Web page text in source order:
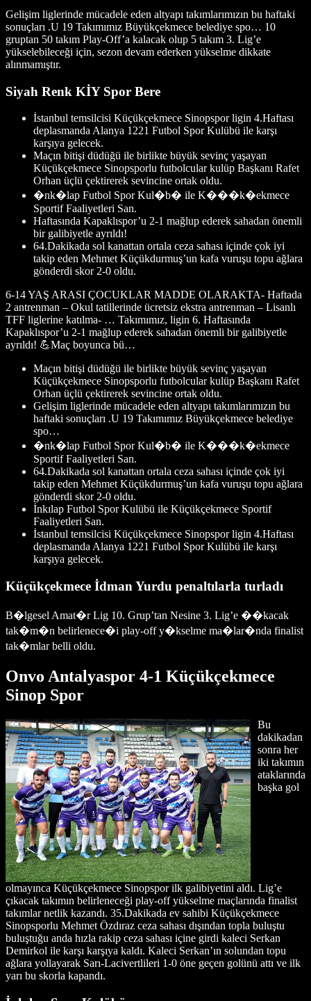
Gelişim liglerinde mücadele eden altyapı takımlarımızın bu haftaki
sonuçları .U 19 Takımımız Büyükçekmece belediye spo… 10
gruptan 50 takım Play-Off’a kalacak olup 5 takım 3. Lig’e
yükselebileceği için, sezon devam ederken yükselme dikkate
alınmamıştır.
Siyah Renk KİY Spor Bere
İstanbul temsilcisi Küçükçekmece Sinopspor ligin 4.Haftası
deplasmanda Alanya 1221 Futbol Spor Kulübü ile karşı
karşıya gelecek.
Maçın bitişi düdüğü ile birlikte büyük sevinç yaşayan
Küçükçekmece Sinopsporlu futbolcular kulüp Başkanı Rafet
Orhan üçlü çektirerek sevincine ortak oldu.
�nk�lap Futbol Spor Kul�b� ile K���k�ekmece
Sportif Faaliyetleri San.
Haftasında Kapaklıspor’u 2-1 mağlup ederek sahadan önemli
bir galibiyetle ayrıldı!
64.Dakikada sol kanattan ortala ceza sahası içinde çok iyi
takip eden Mehmet Küçükdurmuş’un kafa vuruşu topu ağlara
gönderdi skor 2-0 oldu.
6-14 YAŞ ARASI ÇOCUKLAR MADDE OLARAKTA- Haftada
2 antrenman – Okul tatillerinde ücretsiz ekstra antrenman – Lisanlı
TFF liglerine katılma- … Takımımız, ligin 6. Haftasında
Kapaklıspor’u 2-1 mağlup ederek sahadan önemli bir galibiyetle
ayrıldı! 💪Maç boyunca bü…
Maçın bitişi düdüğü ile birlikte büyük sevinç yaşayan
Küçükçekmece Sinopsporlu futbolcular kulüp Başkanı Rafet
Orhan üçlü çektirerek sevincine ortak oldu.
Gelişim liglerinde mücadele eden altyapı takımlarımızın bu
haftaki sonuçları .U 19 Takımımız Büyükçekmece belediye
spo…
�nk�lap Futbol Spor Kul�b� ile K���k�ekmece
Sportif Faaliyetleri San.
64.Dakikada sol kanattan ortala ceza sahası içinde çok iyi
takip eden Mehmet Küçükdurmuş’un kafa vuruşu topu ağlara
gönderdi skor 2-0 oldu.
İnkılap Futbol Spor Kulübü ile Küçükçekmece Sportif
Faaliyetleri San.
İstanbul temsilcisi Küçükçekmece Sinopspor ligin 4.Haftası
deplasmanda Alanya 1221 Futbol Spor Kulübü ile karşı
karşıya gelecek.
Küçükçekmece İdman Yurdu penaltılarla turladı
B�lgesel Amat�r Lig 10. Grup’tan Nesine 3. Lig’e ��kacak
tak�m�n belirlenece�i play-off y�kselme ma�lar�nda finalist
tak�mlar belli oldu.
Onvo Antalyaspor 4-1 Küçükçekmece
Sinop Spor
Bu
dakikadan
sonra her
iki takımın
ataklarında
başka gol
olmayınca Küçükçekmece Sinopspor ilk galibiyetini aldı. Lig’e
çıkacak takımın belirleneceği play-off yükselme maçlarında finalist
takımlar netlik kazandı. 35.Dakikada ev sahibi Küçükçekmece
Sinopsporlu Mehmet Özdıraz ceza sahası dışından topla buluştu
buluştuğu anda hızla rakip ceza sahası içine girdi kaleci Serkan
Demirkol ile karşı karşıya kaldı. Kaleci Serkan’ın solundan topu
ağlara yollayarak Sarı-Lacivertlileri 1-0 öne geçen golünü attı ve ilk
yarı bu skorla kapandı.